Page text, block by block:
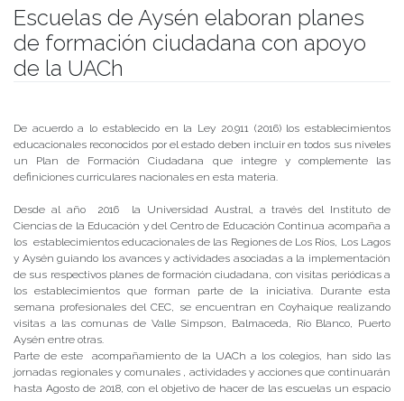
Escuelas de Aysén elaboran planes
de formación ciudadana con apoyo
de la UACh
De acuerdo a lo establecido en la Ley 20.911 (2016) los establecimientos
educacionales reconocidos por el estado deben incluir en todos sus niveles
un Plan de Formación Ciudadana que integre y complemente las
definiciones curriculares nacionales en esta materia.
Desde al año 2016 la Universidad Austral, a través del Instituto de
Ciencias de la Educación y del Centro de Educación Continua acompaña a
los establecimientos educacionales de las Regiones de Los Ríos, Los Lagos
y Aysén guiando los avances y actividades asociadas a la implementación
de sus respectivos planes de formación ciudadana, con visitas periódicas a
los establecimientos que forman parte de la iniciativa. Durante esta
semana profesionales del CEC, se encuentran en Coyhaique realizando
visitas a las comunas de Valle Simpson, Balmaceda, Río Blanco, Puerto
Aysén entre otras.
Parte de este acompañamiento de la UACh a los colegios, han sido las
jornadas regionales y comunales , actividades y acciones que continuarán
hasta Agosto de 2018, con el objetivo de hacer de las escuelas un espacio